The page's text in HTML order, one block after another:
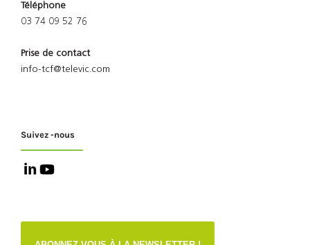
Téléphone
03 74 09 52 76
Prise de contact
info-tcf@televic.com
Suivez -nous